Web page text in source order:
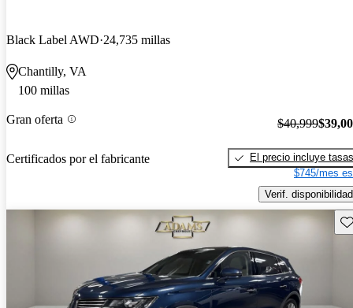
Black Label AWD 24,735 millas
Chantilly, VA
100 millas
Gran oferta
Certificados por el fabricante
$40,999
El precio incluye tasas
$745/mes
Verif. disponibilidad